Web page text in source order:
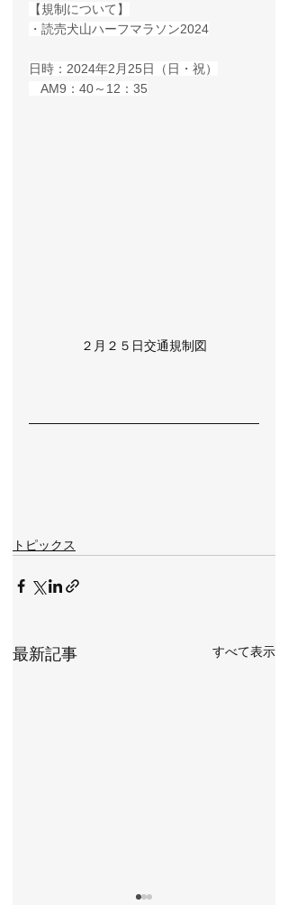
【規制について 】
・読売犬山ハーフマラソン2024
日時：2024年2月25日（日・祝）
AM9：40～12：35
２月２５日交通規制図
トピックス
最新記事 すべて表示